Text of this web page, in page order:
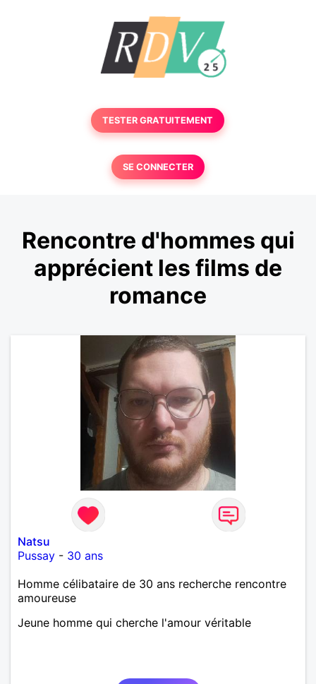
TESTER GRATUITEMENT
SE CONNECTER
Rencontre d'hommes qui
apprécient les films de
romance
Natsu
Pussay - 30 ans
Homme célibataire de 30 ans recherche rencontre
amoureuse
Jeune homme qui cherche l'amour véritable